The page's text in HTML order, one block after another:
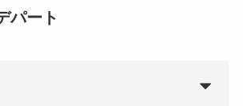
パート